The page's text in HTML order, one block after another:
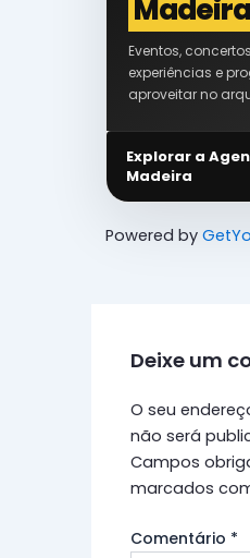
Madeira
Eventos,
experiências e
aproveitar no
Explorar a
Madeira
Powered by
Deixe um
O seu
não será
Campos
marcados
Comentário *